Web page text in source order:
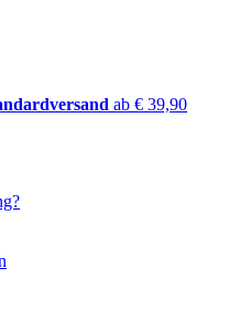
ab € 39,90